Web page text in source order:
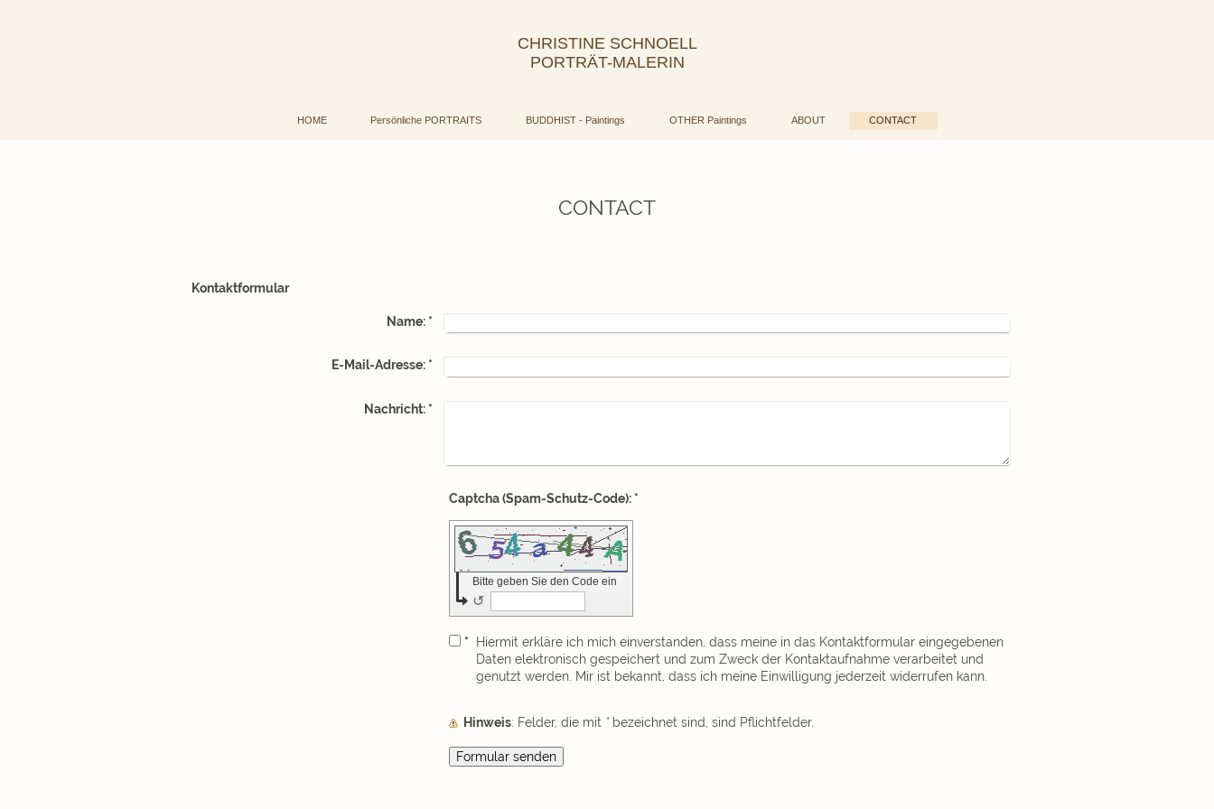
CHRISTINE SCHNOELL
PORTRÄT-MALERIN
HOME Persönliche PORTRAITS BUDDHIST - Paintings OTHER Paintings ABOUT CONTACT
CONTACT
Kontaktformular
Name:*
E-Mail-Adresse:*
Nachricht:*
Captcha (Spam-Schutz-Code): *
Bitte geben Sie den Code ein
↺
*
Hiermit erkläre ich mich einverstanden, dass meine in das Kontaktformular eingegebenen
Daten elektronisch gespeichert und zum Zweck der Kontaktaufnahme verarbeitet und
genutzt werden. Mir ist bekannt, dass ich meine Einwilligung jederzeit widerrufen kann.
Hinweis : Felder, die mit *bezeichnet sind, sind Pflichtfelder.